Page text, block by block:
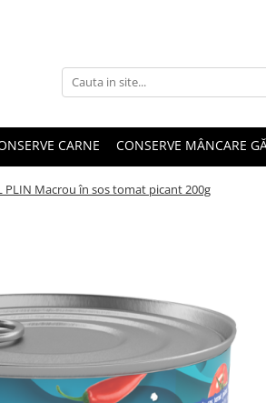
CARNE CONSERVE MÂNCARE
PLIN Macrou în sos tomat picant 200g